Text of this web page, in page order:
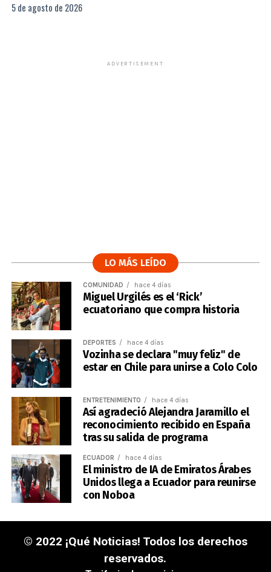
5 de agosto de 2026
ADVERTISEMENT
LO MÁS LEÍDO
COMUNIDAD hace 4 días
Miguel Urgilés es el ‘Rick’
ecuatoriano que compra historia
DEPORTES hace 4 días
Vozinha se declara "muy feliz" de
estar en Chile para unirse a Colo Colo
ENTRETENIMIENTO hace 4 días
Así agradeció Alejandra Jaramillo el
reconocimiento recibido en España
tras su salida de programa
ECUADOR hace 4 días
El ministro de IA de Emiratos Árabes
Unidos llega a Ecuador para reunirse
con Noboa
© 2022 ¡Qué Noticias! Todos los derechos
reservados.